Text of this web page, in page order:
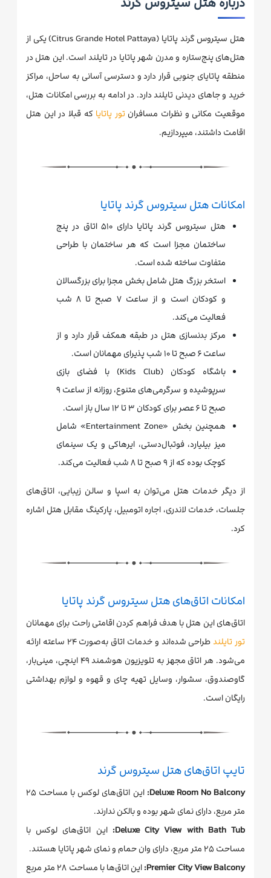
هتل سیتروس گرند پاتایا (Citrus Grande Hotel Pattaya) یکی از
هتل‌های پنج‌ستاره و مدرن شهر پاتایا در تایلند است. این هتل در
منطقه پاتایای جنوبی قرار دارد و دسترسی آسانی به ساحل، مراکز
خرید و جاهای دیدنی تایلند دارد. در ادامه به بررسی امکانات هتل،
موقعیت مکانی و نظرات مسافران تور پاتایا که قبلا در این هتل
اقامت داشتند، میپردازیم.
امکانات هتل سیتروس گرند پاتایا
هتل سیتروس گرند پاتایا دارای ۵۱۰ اتاق در پنج
ساختمان مجزا است که هر ساختمان با طراحی
متفاوت ساخته شده است.
استخر بزرگ هتل شامل بخش مجزا برای بزرگسالان
و کودکان است و از ساعت ۷ صبح تا ۸ شب
فعالیت می‌کند.
مرکز بدنسازی هتل در طبقه همکف قرار دارد و از
ساعت ۶ صبح تا ۱۰ شب پذیرای مهمانان است.
باشگاه کودکان (Kids Club) با فضای بازی
سرپوشیده و سرگرمی‌های متنوع، روزانه از ساعت ۹
صبح تا ۶ عصر برای کودکان ۳ تا ۱۲ سال باز است.
همچنین بخش «Entertainment Zone» شامل
میز بیلیارد، فوتبال‌دستی، ایرهاکی و یک سینمای
کوچک بوده که از ۹ صبح تا ۸ شب فعالیت می‌کند.
از دیگر خدمات هتل می‌توان به اسپا و سالن زیبایی، اتاق‌های
جلسات، خدمات لاندری، اجاره اتومبیل، پارکینگ مقابل هتل اشاره
کرد.
امکانات اتاق‌های هتل سیتروس گرند پاتایا
اتاق‌های این هتل با هدف فراهم کردن اقامتی راحت برای مهمانان
تور تایلند
طراحی شده‌اند و خدمات اتاق به‌صورت ۲۴ ساعته ارائه
می‌شود. هر اتاق مجهز به تلویزیون هوشمند ۴۹ اینچی، مینی‌بار،
گاوصندوق، سشوار، وسایل تهیه چای و قهوه و لوازم بهداشتی
رایگان است.
تایپ اتاق‌های هتل سیتروس گرند
Deluxe Room No Balcony:
این اتاق‌های لوکس با مساحت ۲۵
متر مربع، دارای نمای شهر بوده و بالکن ندارند.
Deluxe City View with Bath Tub: این اتاق‌های لوکس با
مساحت ۲۵ متر مربع، دارای وان حمام و نمای شهر پاتایا هستند.
Premier City View Balcony:
این اتاق‌ها با مساحت ۲۸ متر مربع